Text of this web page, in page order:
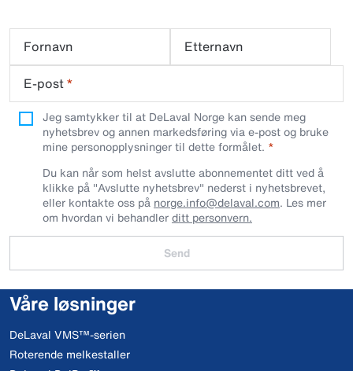
Fornavn
Etternavn
E-post*
Jeg samtykker til at DeLaval Norge kan sende meg
nyhetsbrev og annen markedsføring via e-post og bruke
mine personopplysninger til dette formålet.
Du kan når som helst avslutte abonnementet ditt ved å
klikke på "Avslutte nyhetsbrev" nederst i nyhetsbrevet,
eller kontakte oss på norge.info@delaval.com. Les mer
om hvordan vi behandlerditt personvern.
Send
Våre løsninger
DeLaval VMS™-serien
Roterende melkestaller